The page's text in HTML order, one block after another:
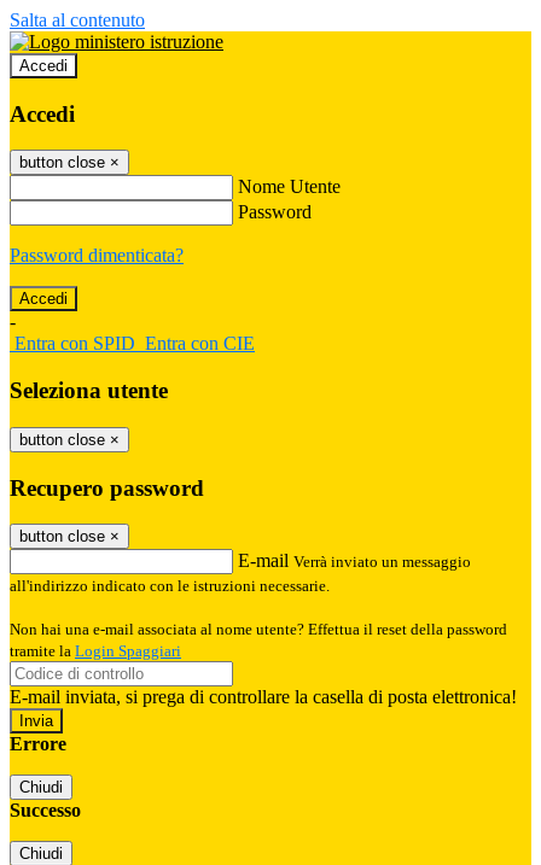
Salta al contenuto
Accedi
Accedi
button close ×
Nome Utente
Password
Password dimenticata?
-
Entra con SPID Entra con CIE
Seleziona utente
button close ×
Recupero password
button close ×
E-mail Verrà inviato un messaggio
all'indirizzo indicato con le istruzioni necessarie.
Non hai una e-mail associata al nome utente? Effettua il reset della password
tramite la Login Spaggiari
E-mail inviata, si prega di controllare la casella di posta elettronica!
Errore
Chiudi
Successo
Chiudi